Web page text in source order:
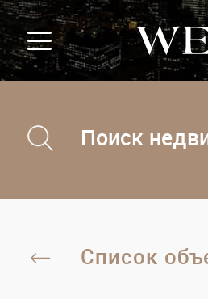
Поиск
Список